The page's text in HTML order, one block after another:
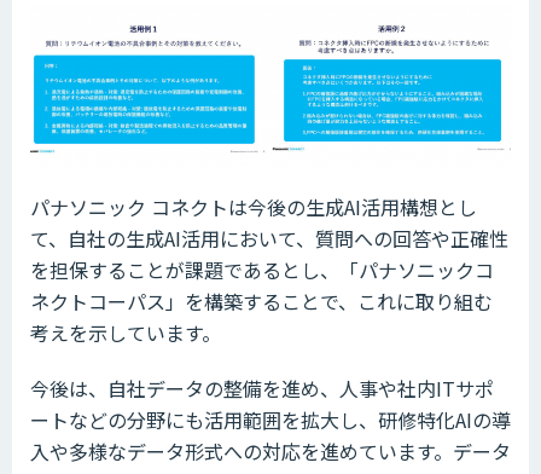
パナソニック コネクトは今後の生成AI活用構想とし
て、自社の生成AI活用において、質問への回答や正確性
を担保することが課題であるとし、「パナソニックコ
ネクトコーパス」を構築することで、これに取り組む
考えを示しています。
今後は、自社データの整備を進め、人事や社内ITサポ
ートなどの分野にも活用範囲を拡大し、研修特化AIの導
入や多様なデータ形式への対応を進めています。データ